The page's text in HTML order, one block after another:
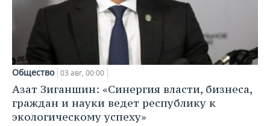
Общество 03 авг, 00:00
Азат Зиганшин: «Синергия власти, бизнеса,
граждан и науки ведет республику к
экологическому успеху»